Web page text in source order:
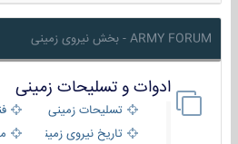
ARMY FORUM - بخش نیروی زمینی
ادوات و تسلیحات زمینی
تسلیحات زمینی
تاریخ نیروی زمینی